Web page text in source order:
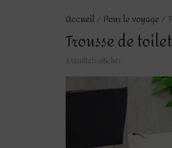
Accueil/Pour le voyage/
Trousse de
3 résultats affichés